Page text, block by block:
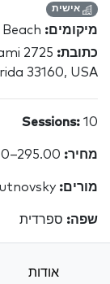
אישית
מיקומים:
כתובת:
33160, USA
Sessions: 10
מחיר:
מורים:
שפה: ספרדית
אודות